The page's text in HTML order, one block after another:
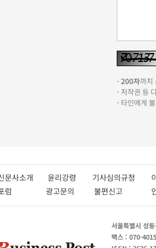
-200자까
- 저작권 등
- 타인에게
문사소개 윤리강령 기사심의규정
럼
광고문의 불편신고
서울특별시 성
팩스 : 070-